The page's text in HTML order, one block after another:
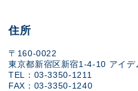
住所
〒160-0022
東京都新宿区新宿1-4-10 アイデ
TEL：03-3350-1211
FAX：03-3350-1240